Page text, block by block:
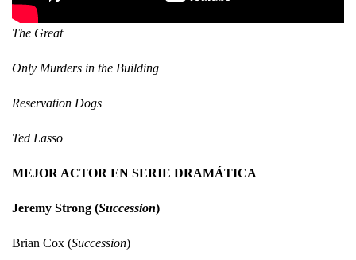
The Great
Only Murders in the Building
Reservation Dogs
Ted Lasso
MEJOR ACTOR EN SERIE DRAMÁTICA
Jeremy Strong (Succession)
Brian Cox (Succession)